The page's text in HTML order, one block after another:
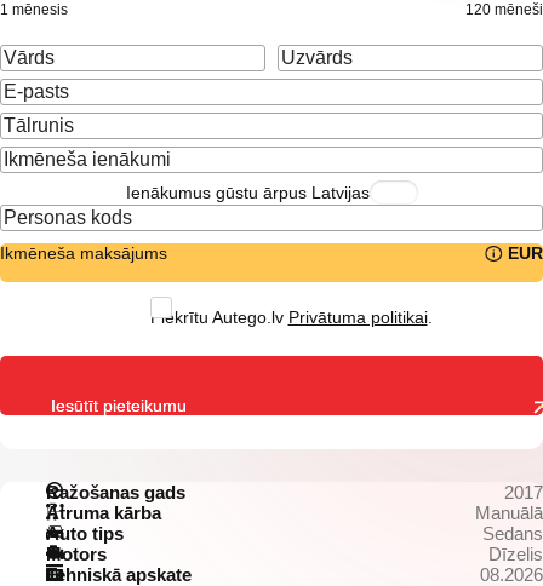
1 mēnesis 120 mēneši
Ienākumus gūstu ārpus Latvijas
Ikmēneša maksājums EUR
Piekrītu Autego.lv Privātuma politikai.
Ražošanas gads
2017
Ātruma kārba
Manuālā
Auto tips
Sedans
Motors
Dīzelis
Tehniskā apskate
08.2026